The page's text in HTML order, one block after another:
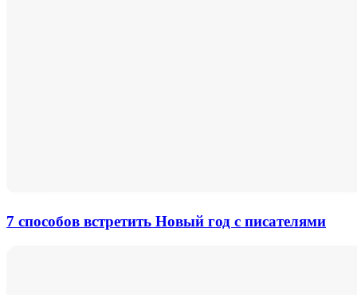
7 способов встретить Новый год с писателями